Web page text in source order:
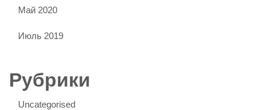
Май 2020
Июль 2019
Рубрики
Uncategorised